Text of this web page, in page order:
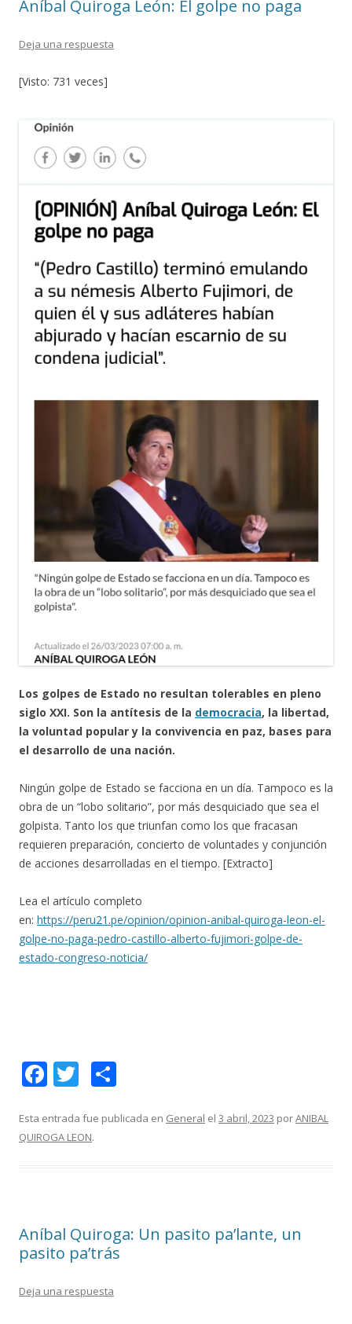
Aníbal Quiroga León: El golpe no paga
Deja una respuesta
[Visto: 731 veces]
Los golpes de Estado no resultan tolerables en pleno
siglo XXI. Son la antítesis de la democracia, la libertad,
la voluntad popular y la convivencia en paz, bases para
el desarrollo de una nación.
Ningún golpe de Estado se facciona en un día. Tampoco es la
obra de un “lobo solitario”, por más desquiciado que sea el
golpista. Tanto los que triunfan como los que fracasan
requieren preparación, concierto de voluntades y conjunción
de acciones desarrolladas en el tiempo. [Extracto]
Lea el artículo completo
en: https://peru21.pe/opinion/opinion-anibal-quiroga-leon-el-
golpe-no-paga-pedro-castillo-alberto-fujimori-golpe-de-
estado-congreso-noticia/
F
e
b
k
T
itt
er
m
r
Esta entrada fue publicada en General el 3 abril, 2023 porANIBAL
QUIROGA LEON.
Aníbal Quiroga: Un pasito pa’lante, un
pasito pa’trás
Deja una respuesta